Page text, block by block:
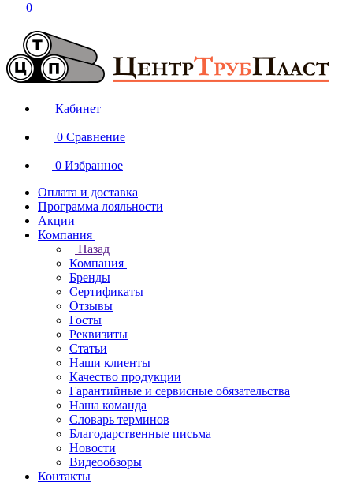
0
Кабинет
0 Сравнение
0 Избранное
Оплата и доставка
Программа лояльности
Акции
Компания
Назад
Компания
Бренды
Сертификаты
Отзывы
Госты
Реквизиты
Статьи
Наши клиенты
Качество продукции
Гарантийные и сервисные обязательства
Наша команда
Словарь терминов
Благодарственные письма
Новости
Видеообзоры
Контакты